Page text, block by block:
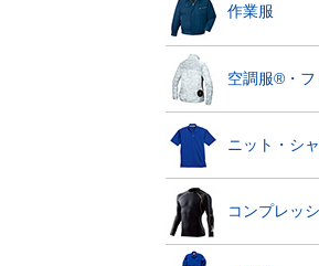
作業服
空調服®・
ニット・シ
コンプレッ